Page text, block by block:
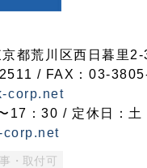
都荒川区西日暮里2-
/ FAX：03-
corp.net
17：30 / 定休日：土
corp.net
・取付可